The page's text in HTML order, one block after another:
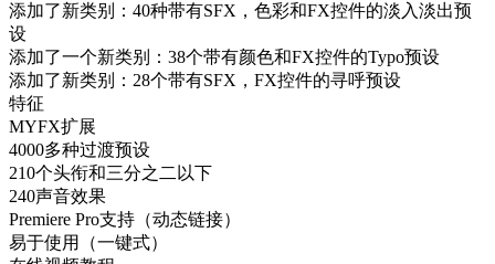
添加了新类别：40种带有SFX，色彩和FX控件的淡入淡出预
设
添加了一个新类别：38个带有颜色和FX控件的Typo预设
添加了新类别：28个带有SFX，FX控件的寻呼预设
特征
MYFX扩展
4000多种过渡预设
210个头衔和三分之二以下
240声音效果
Premiere Pro支持（动态链接）
易于使用（一键式）